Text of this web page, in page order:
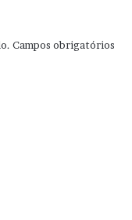
Campos obrigatórios